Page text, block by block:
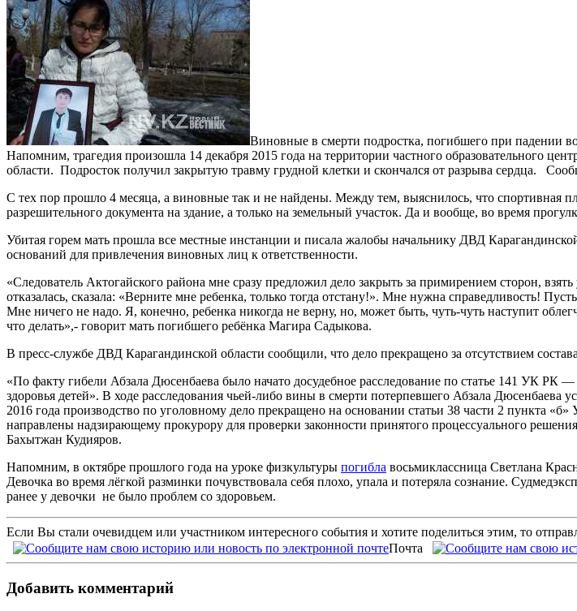
Виновные в смерти подростка, погибшего при падении
Напомним, трагедия произошла 14 декабря 2015 года на территории частного образовательного
области. Подросток получил закрытую травму грудной клетки и скончался от разрыва сердца.
С тех пор прошло 4 месяца, а виновные так и не найдены. Между тем, выяснилось, что спортивная
разрешительного документа на здание, а только на земельный участок. Да и вообще, во время
Убитая горем мать прошла все местные инстанции и писала жалобы начальнику ДВД
оснований для привлечения виновных лиц к ответственности.
«Следователь Актогайского района мне сразу предложил дело закрыть за примирением сторон,
отказалась, сказала: «Верните мне ребенка, только тогда отстану!». Мне нужна справедливость!
Мне ничего не надо. Я, конечно, ребенка никогда не верну, но, может быть, чуть-чуть наступит
что делать»,- говорит мать погибшего ребёнка Магира Садыкова.
В пресс-службе ДВД Карагандинской области сообщили, что дело прекращено за отсутствием
«По факту гибели Абзала Дюсенбаева было начато досудебное расследование по статье 141 УК
здоровья детей». В ходе расследования чьей-либо вины в смерти потерпевшего Абзала
2016 года производство по уголовному дело прекращено на основании статьи 38 части 2 пункта
направлены надзирающему прокурору для проверки законности принятого процессуального
Бахытжан Кудияров.
Напомним, в октябре прошлого года на уроке физкультуры погибла восьмиклассница Светлана
Девочка во время лёгкой разминки почувствовала себя плохо, упала и потеряла сознание.
ранее у девочки не было проблем со здоровьем.
Если Вы стали очевидцем или участником интересного события и хотите поделиться этим, то
Почта
Добавить комментарий